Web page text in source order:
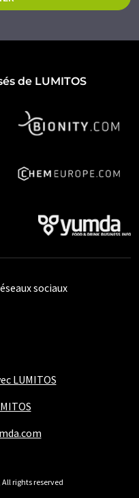
de LUMITOS
LUMITOS
sociaux
All rights reserved